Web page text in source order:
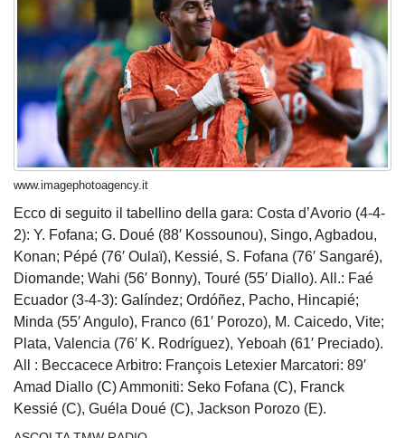
www.imagephotoagency.it
Ecco di seguito il tabellino della gara: Costa d’Avorio (4-4-
2): Y. Fofana; G. Doué (88′ Kossounou), Singo, Agbadou,
Konan; Pépé (76′ Oulaï), Kessié, S. Fofana (76′ Sangaré),
Diomande; Wahi (56′ Bonny), Touré (55′ Diallo). All.: Faé
Ecuador (3-4-3): Galíndez; Ordóñez, Pacho, Hincapié;
Minda (55′ Angulo), Franco (61′ Porozo), M. Caicedo, Vite;
Plata, Valencia (76′ K. Rodríguez), Yeboah (61′ Preciado).
All : Beccacece Arbitro: François Letexier Marcatori: 89′
Amad Diallo (C) Ammoniti: Seko Fofana (C), Franck
Kessié (C), Guéla Doué (C), Jackson Porozo (E).